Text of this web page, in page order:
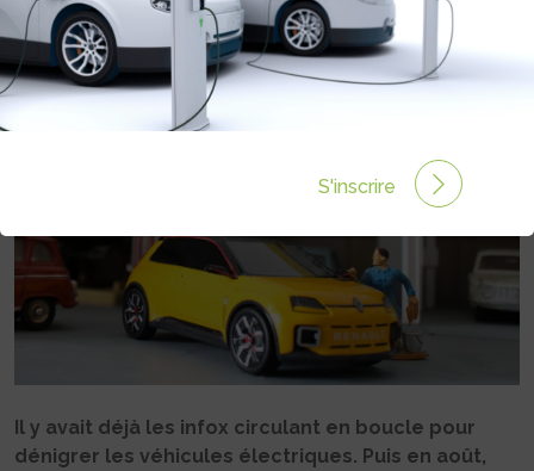
Rédigé par Philippe Schwoerer le 11 Sep 2024 à 18:32
2 commentaires
Il y avait déjà les infox circulant en boucle pour
dénigrer les véhicules électriques. Puis en août,
S'inscrire